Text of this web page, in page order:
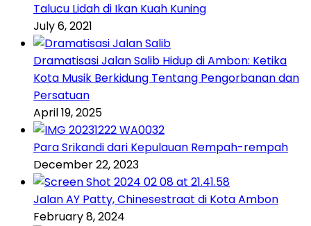
Talucu Lidah di Ikan Kuah Kuning
July 6, 2021
Dramatisasi Jalan Salib Hidup di Ambon: Ketika
Kota Musik Berkidung Tentang Pengorbanan dan
Persatuan
April 19, 2025
Para Srikandi dari Kepulauan Rempah-rempah
December 22, 2023
Jalan AY Patty, Chinesestraat di Kota Ambon
February 8, 2024